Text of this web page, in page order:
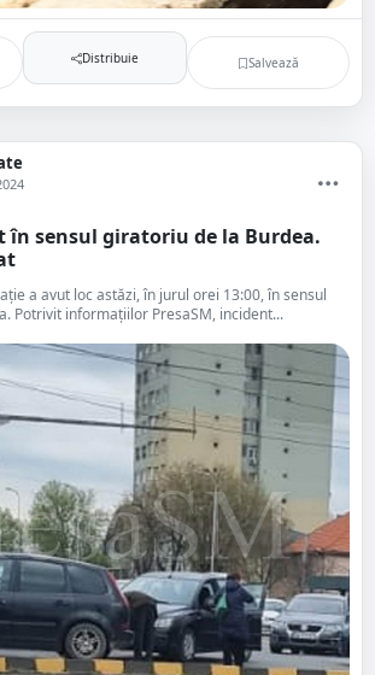
Distribuie Salvează
în sensul giratoriu de la Burdea.
a avut loc astăzi, în jurul orei 13:00, în sensul
Potrivit informațiilor PresaSM, incident...